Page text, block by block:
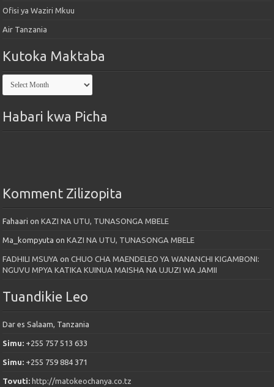
Ofisi ya Waziri Mkuu
Air Tanzania
Kutoka Maktaba
Kutoka
Maktaba
Habari kwa Picha
Komment Zilizopita
Fahaari onKAZI NA UTU, TUNASONGA MBELE
Ma_kompyuta onKAZI NA UTU, TUNASONGA MBELE
FADHILI MSUYA onCHUO CHA MAENDELEO YA WANANCHI KIGAMBONI:
NGUVU MPYA KATIKA KUINUA MAISHA NA UJUZI WA JAMII
Tuandikie Leo
Dar es Salaam, Tanzania
Simu: +255 757 513 633
Simu: +255 759 884 371
Tovuti: http://matokeochanya.co.tz